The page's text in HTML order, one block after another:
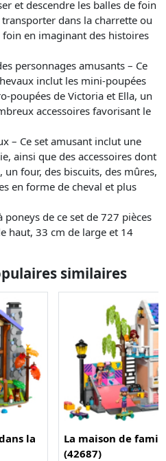
et descendre les balles de foin
dans la charrette ou
en imaginant des histoires
personnages amusants – Ce
inclut les mini-poupées
poupées de Victoria et Ella, un
accessoires favorisant le
– Ce set amusant inclut une
ainsi que des accessoires dont
un four, des biscuits, des mûres,
en forme de cheval et plus
poneys de ce set de 727 pièces
haut, 33 cm de large et 14
similaires
la
La maison de
(42687)